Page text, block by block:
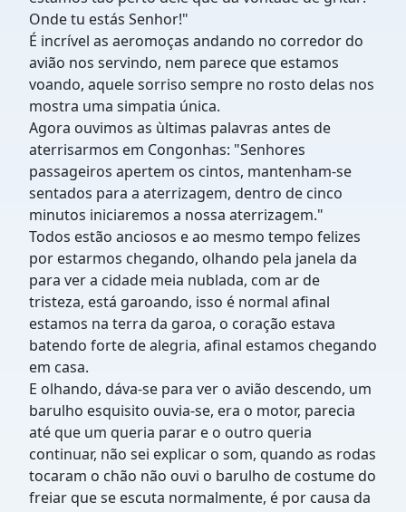
Onde tu estás Senhor!"
É incrível as aeromoças andando no corredor do
avião nos servindo, nem parece que estamos
voando, aquele sorriso sempre no rosto delas nos
mostra uma simpatia única.
Agora ouvimos as ùltimas palavras antes de
aterrisarmos em Congonhas: "Senhores
passageiros apertem os cintos, mantenham-se
sentados para a aterrizagem, dentro de cinco
minutos iniciaremos a nossa aterrizagem."
Todos estão anciosos e ao mesmo tempo felizes
por estarmos chegando, olhando pela janela da
para ver a cidade meia nublada, com ar de
tristeza, está garoando, isso é normal afinal
estamos na terra da garoa, o coração estava
batendo forte de alegria, afinal estamos chegando
em casa.
E olhando, dáva-se para ver o avião descendo, um
barulho esquisito ouvia-se, era o motor, parecia
até que um queria parar e o outro queria
continuar, não sei explicar o som, quando as rodas
tocaram o chão não ouvi o barulho de costume do
freiar que se escuta normalmente, é por causa da